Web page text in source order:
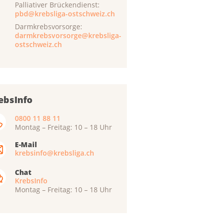
Palliativer Brückendienst:
pbd@krebsliga-ostschweiz.ch
Darmkrebsvorsorge:
darmkrebsvorsorge@krebsliga-
ostschweiz.ch
0800 11 88 11
Montag – Freitag: 10 – 18 Uhr
E-Mail
krebsinfo@krebsliga.ch
Chat
KrebsInfo
Montag – Freitag: 10 – 18 Uhr